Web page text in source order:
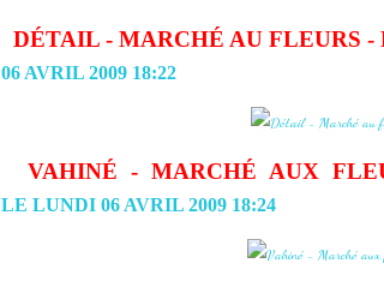
DÉTAIL - MARCHÉ AU FLEURS
06 AVRIL 2009 18:22
VAHINÉ - MARCHÉ AUX
LE LUNDI 06 AVRIL 2009 18:24